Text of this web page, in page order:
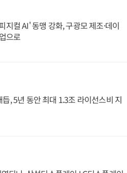
컬 AI' 동맹 강화, 구광모 제조·데이
으로
, 5년 동안 최대 1.3조 라이선스비 지